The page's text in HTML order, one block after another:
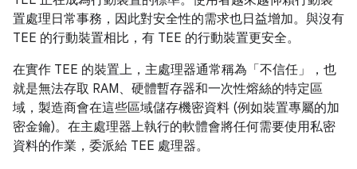
置處理日常事務，因此對安全性的需求也日益增加。與沒有
TEE 的行動裝置相比，有 TEE 的行動裝置更安全。
在實作 TEE 的裝置上，主處理器通常稱為「不信任」，也
就是無法存取 RAM、硬體暫存器和一次性熔絲的特定區
域，製造商會在這些區域儲存機密資料 (例如裝置專屬的加
密金鑰)。在主處理器上執行的軟體會將任何需要使用私密
資料的作業，委派給 TEE 處理器。